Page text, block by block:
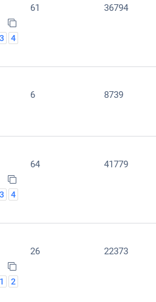
3 4
61 36794
6 8739
3 4
64 41779
1 2
26 22373